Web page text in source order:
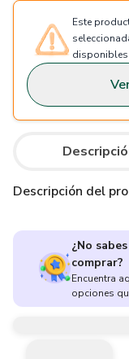
Este
disponibles
Descripción del
¿No
comprar?
Encuentra
opciones